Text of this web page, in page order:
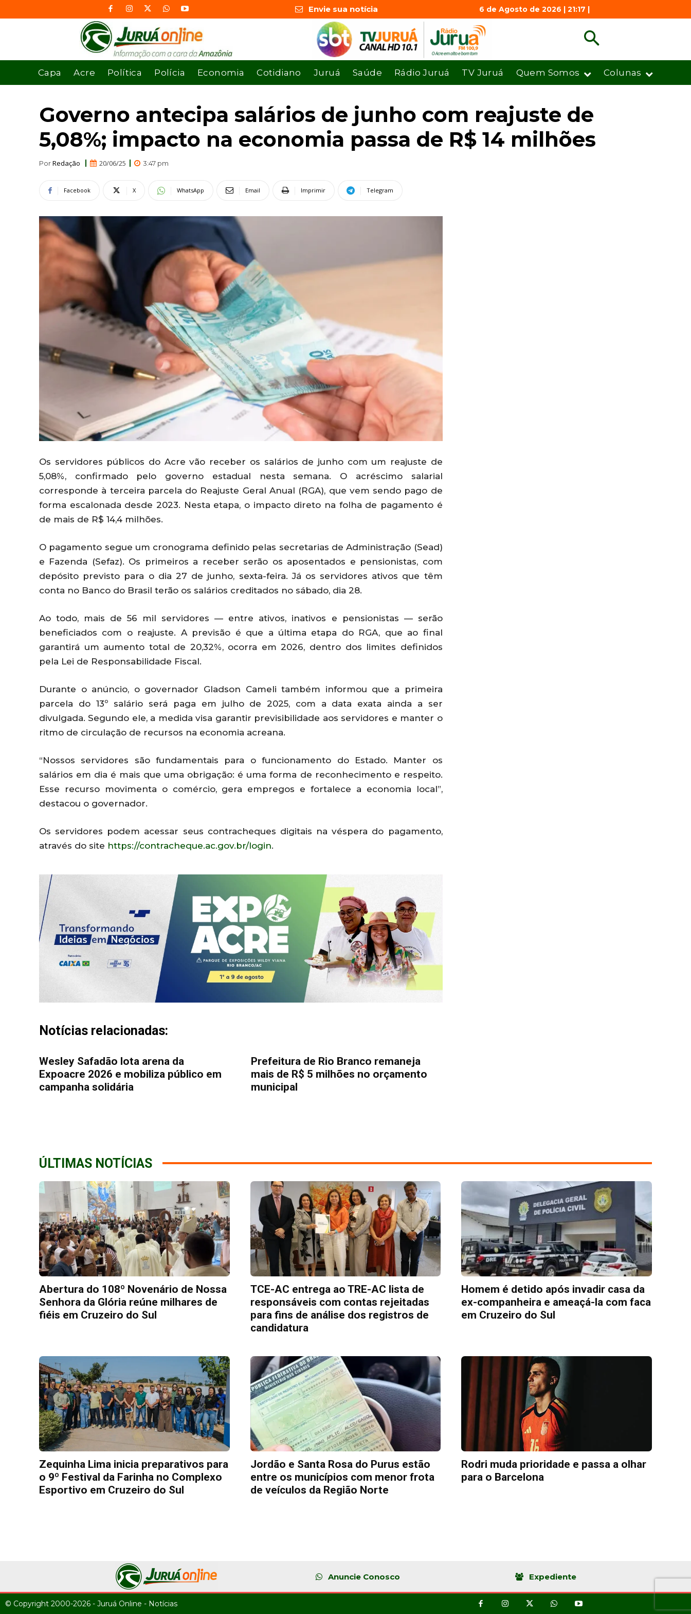
Envie sua notícia 6 de Agosto de 2026 | 21:17 |
Capa Acre Política Polícia Economia Cotidiano Juruá Saúde Rádio Juruá TV Juruá Quem Somos Colunas
Governo antecipa salários de junho com reajuste de
5,08%; impacto na economia passa de R$ 14 milhões
PorRedação 20/06/25 3:47 pm
Facebook X WhatsApp Email Imprimir Telegram
Os servidores públicos do Acre vão receber os salários de junho com um reajuste de
5,08%, confirmado pelo governo estadual nesta semana. O acréscimo salarial
corresponde à terceira parcela do Reajuste Geral Anual (RGA), que vem sendo pago de
forma escalonada desde 2023. Nesta etapa, o impacto direto na folha de pagamento é
de mais de R$ 14,4 milhões.
O pagamento segue um cronograma definido pelas secretarias de Administração (Sead)
e Fazenda (Sefaz). Os primeiros a receber serão os aposentados e pensionistas, com
depósito previsto para o dia 27 de junho, sexta-feira. Já os servidores ativos que têm
conta no Banco do Brasil terão os salários creditados no sábado, dia 28.
Ao todo, mais de 56 mil servidores — entre ativos, inativos e pensionistas — serão
beneficiados com o reajuste. A previsão é que a última etapa do RGA, que ao final
garantirá um aumento total de 20,32%, ocorra em 2026, dentro dos limites definidos
pela Lei de Responsabilidade Fiscal.
Durante o anúncio, o governador Gladson Cameli também informou que a primeira
parcela do 13º salário será paga em julho de 2025, com a data exata ainda a ser
divulgada. Segundo ele, a medida visa garantir previsibilidade aos servidores e manter o
ritmo de circulação de recursos na economia acreana.
“Nossos servidores são fundamentais para o funcionamento do Estado. Manter os
salários em dia é mais que uma obrigação: é uma forma de reconhecimento e respeito.
Esse recurso movimenta o comércio, gera empregos e fortalece a economia local”,
destacou o governador.
Os servidores podem acessar seus contracheques digitais na véspera do pagamento,
através do site https://contracheque.ac.gov.br/login.
Notícias relacionadas:
Wesley Safadão lota arena da
Expoacre 2026 e mobiliza público em
campanha solidária
Prefeitura de Rio Branco remaneja
mais de R$ 5 milhões no orçamento
municipal
ÚLTIMAS NOTÍCIAS
Abertura do 108º Novenário de Nossa
Senhora da Glória reúne milhares de
fiéis em Cruzeiro do Sul
TCE-AC entrega ao TRE-AC lista de
responsáveis com contas rejeitadas
para fins de análise dos registros de
candidatura
Homem é detido após invadir casa da
ex-companheira e ameaçá-la com faca
em Cruzeiro do Sul
Zequinha Lima inicia preparativos para
o 9º Festival da Farinha no Complexo
Esportivo em Cruzeiro do Sul
Jordão e Santa Rosa do Purus estão
entre os municípios com menor frota
de veículos da Região Norte
Rodri muda prioridade e passa a olhar
para o Barcelona
Anuncie Conosco Expediente
© Copyright 2000-2026 - Juruá Online - Notícias